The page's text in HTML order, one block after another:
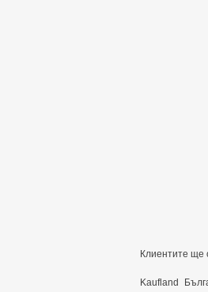
Клиентите ще
Kaufland